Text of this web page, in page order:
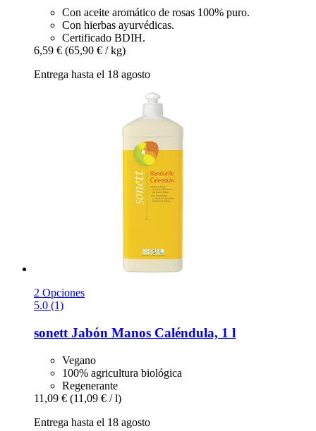
Con aceite aromático de rosas 100% puro.
Con hierbas ayurvédicas.
Certificado BDIH.
6,59 € (65,90 € / kg)
Entrega hasta el 18 agosto
2 Opciones
5.0 (1)
sonett Jabón Manos Caléndula, 1 l
Vegano
100% agricultura biológica
Regenerante
11,09 € (11,09 € / l)
Entrega hasta el 18 agosto